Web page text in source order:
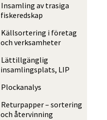
Insamling av trasiga
fiskeredskap
Källsortering i företag
och verksamheter
Lättillgänglig
insamlingsplats, LIP
Plockanalys
Returpapper – sortering
och återvinning